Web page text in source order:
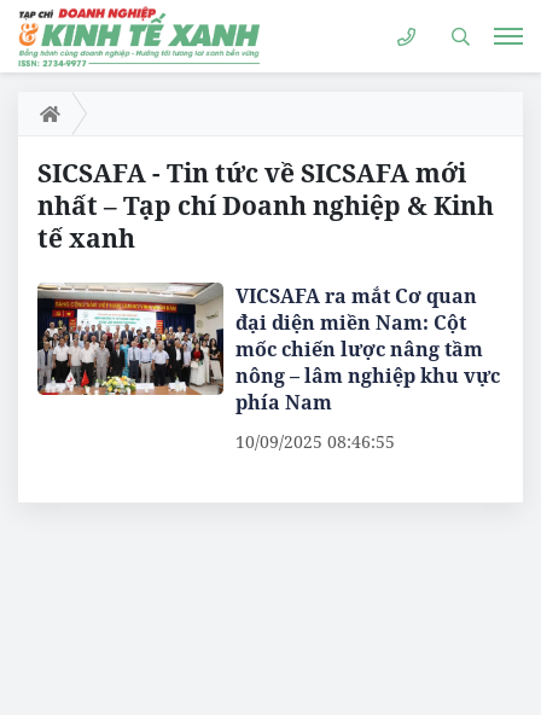
SICSAFA - Tin tức về SICSAFA mới
nhất – Tạp chí Doanh nghiệp & Kinh
tế xanh
VICSAFA ra mắt Cơ quan
đại diện miền Nam: Cột
mốc chiến lược nâng tầm
nông – lâm nghiệp khu vực
phía Nam
10/09/2025 08:46:55